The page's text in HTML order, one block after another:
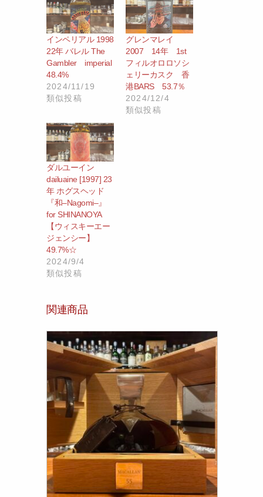
インペリアル 1998
22年 バレル The
Gambler imperial
48.4%
2024/11/19
類似投稿
グレンマレイ
2007 14年 1st
フィルオロロソシ
ェリーカスク 香
港BARS 53.7％
2024/12/4
類似投稿
ダルユーイン
dailuaine [1997] 23
年 ホグスヘッド
『和–Nagomi–』
for SHINANOYA
【ウィスキーエー
ジェンシー】
49.7%☆
2024/9/4
類似投稿
関連商品